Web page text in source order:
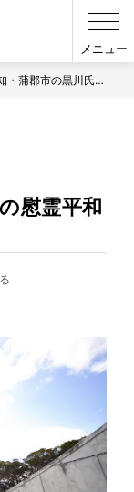
メニュー
・蒲郡市の黒川氏…
慰霊平和